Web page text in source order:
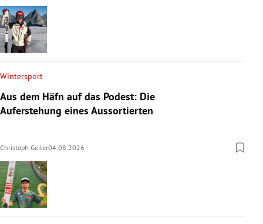
Wintersport
Aus dem Häfn auf das Podest: Die
Auferstehung eines Aussortierten
Christoph Geiler04.08.2026